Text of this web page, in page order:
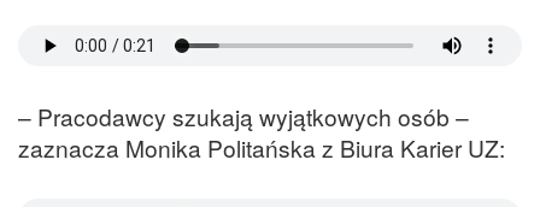
– Pracodawcy szukają wyjątkowych osób –
zaznacza Monika Politańska z Biura Karier UZ: